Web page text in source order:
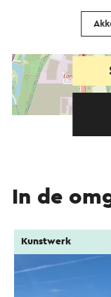
In de
Kunstwerk